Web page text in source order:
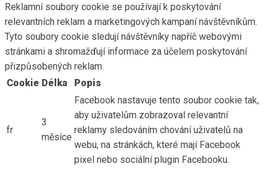
Reklamní soubory cookie se používají k poskytování
relevantních reklam a marketingových kampaní návštěvníkům.
Tyto soubory cookie sledují návštěvníky napříč webovými
stránkami a shromažďují informace za účelem poskytování
přizpůsobených reklam.
Cookie Délka Popis
fr
3
měsíce
Facebook nastavuje tento soubor cookie tak,
aby uživatelům zobrazoval relevantní
reklamy sledováním chování uživatelů na
webu, na stránkách, které mají Facebook
pixel nebo sociální plugin Facebooku.